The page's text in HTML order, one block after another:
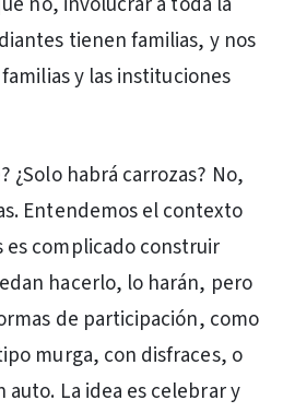
tienen familias, y nos
y las instituciones
¿Solo habrá carrozas? No,
Entendemos el contexto
es complicado construir
hacerlo, lo harán, pero
de participación, como
murga, con disfraces, o
La idea es celebrar y